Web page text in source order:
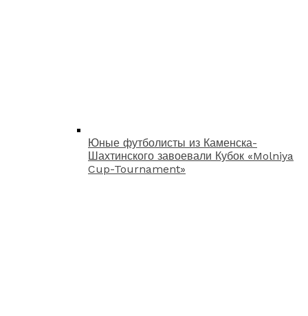
Юные футболисты из Каменска-
Шахтинского завоевали Кубок «Molniya
Cup-Tournament»